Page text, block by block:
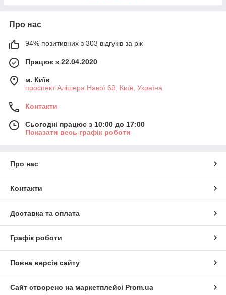
Про нас
94% позитивних з 303 відгуків за рік
Працює з 22.04.2020
м. Київ
проспект Алішера Навої 69, Київ, Україна
Контакти
Сьогодні працює з 10:00 до 17:00
Показати весь графік роботи
Про нас
Контакти
Доставка та оплата
Графік роботи
Повна версія сайту
Сайт створено на маркетплейсі Prom.ua